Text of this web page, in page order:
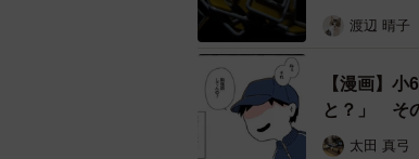
「授業の組み立ても、クラ
なんだと、自分が一番痛感
だからこそ、20代前半の
危機感を抱いています。
渡辺 晴子
【漫画】
と？」 そ
太田 真弓